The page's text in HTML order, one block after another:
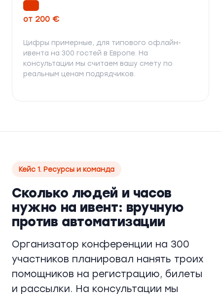
от 200 €
Цифры примерные, для типового офлайн-
ивента на 300 гостей в Европе. На
консультации мы считаем вашу смету по
реальным ценам подрядчиков.
Кейс 1. Ресурсы и команда
Сколько людей и часов
нужно на ивент: вручную
против автоматизации
Организатор конференции на 300
участников планировал нанять троих
помощников на регистрацию, билеты
и рассылки. На консультации мы